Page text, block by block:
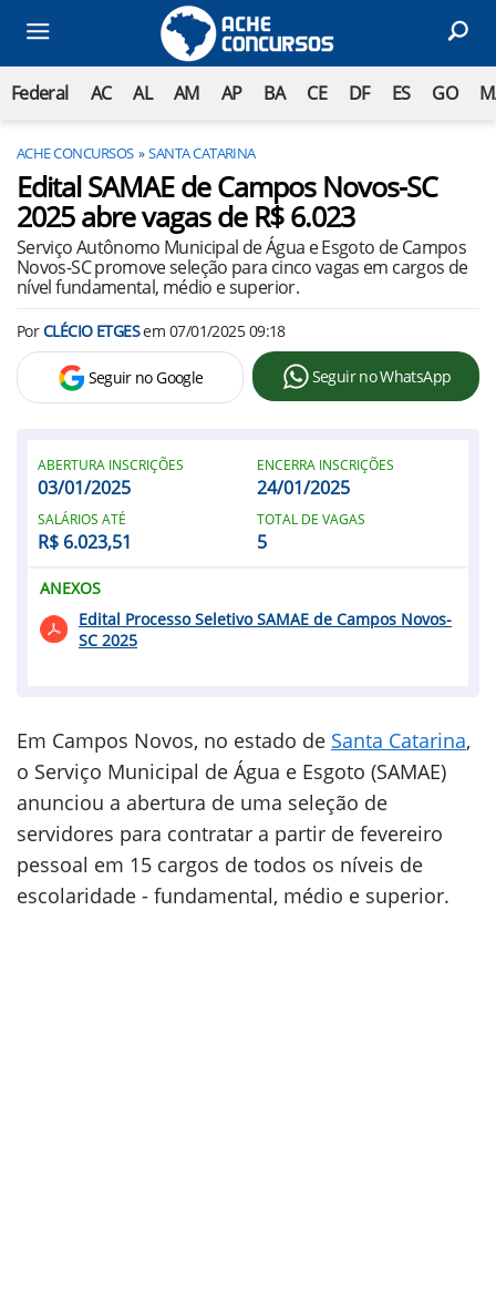
Federal AC AL AM AP BA CE DF ES GO
ACHE CONCURSOS SANTA CATARINA
Edital SAMAE de Campos Novos-SC
2025 abre vagas de R$ 6.023
Serviço Autônomo Municipal de Água e Esgoto de Campos
Novos-SC promove seleção para cinco vagas em cargos de
nível fundamental, médio e superior.
PorCLÉCIO ETGESem 07/01/2025 09:18
Seguir no Google Seguir no WhatsApp
Em Campos Novos, no estado de Santa Catarina,
o Serviço Municipal de Água e Esgoto (SAMAE)
anunciou a abertura de uma seleção de
servidores para contratar a partir de fevereiro
pessoal em 15 cargos de todos os níveis de
escolaridade - fundamental, médio e superior.
ABERTURA INSCRIÇÕES
03/01/2025
ENCERRA INSCRIÇÕES
24/01/2025
SALÁRIOS ATÉ
R$ 6.023,51
TOTAL DE VAGAS
5
ANEXOS
Edital Processo Seletivo SAMAE de Campos Novos-
SC 2025